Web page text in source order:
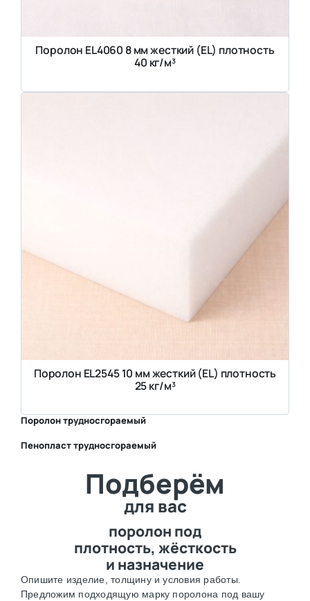
Поролон EL4060 8 мм жесткий (EL) плотность
40 кг/м³
Поролон EL2545 10 мм жесткий (EL) плотность
25 кг/м³
Поролон трудносгораемый
Пенопласт трудносгораемый
Подберём
для вас
поролон под
плотность, жёсткость
и назначение
Опишите изделие, толщину и условия работы.
Предложим подходящую марку поролона под вашу